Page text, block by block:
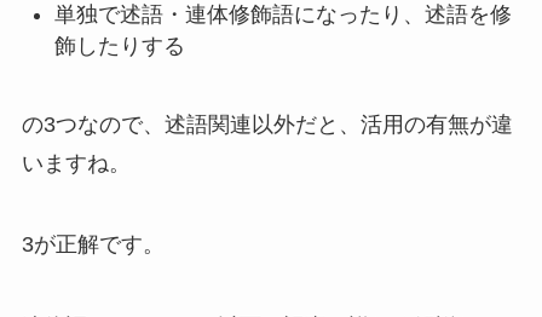
単独で述語・連体修飾語になったり、述語を修
飾したりする
の3つなので、述語関連以外だと、活用の有無が違
いますね。
3が正解です。